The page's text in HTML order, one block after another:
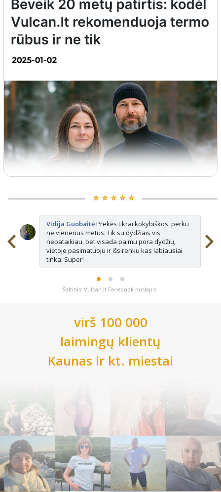
⭐️ ⭐️ ⭐️ ⭐️ ⭐️
Vidija GuobaitėPrekės tikrai kokybiškos, perku
ne vienerius metus. Tik su dydžiais vis
nepataikiau, bet visada paimu pora dydžių,
vietoje pasimatuoju ir išsirenku kas labiausiai
tinka. Super!
Šaltinis: Vulcan.lt Facebook puslapis
virš 100 000
laimingų klientų
Kaunas ir kt. miestai